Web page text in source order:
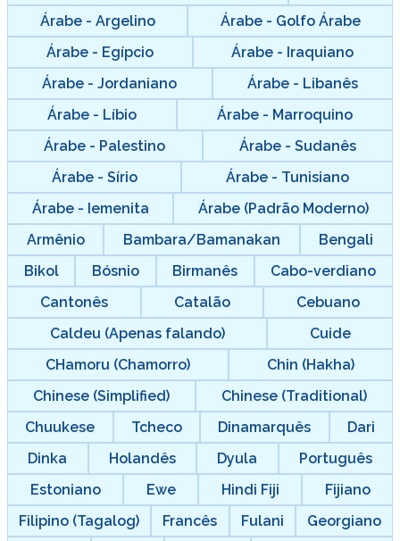
Árabe - Argelino
Árabe - Golfo Árabe
Árabe - Egípcio
Árabe - Iraquiano
Árabe - Jordaniano
Árabe - Libanês
Árabe - Líbio
Árabe - Marroquino
Árabe - Palestino
Árabe - Sudanês
Árabe - Sírio
Árabe - Tunisiano
Árabe - Iemenita
Árabe (Padrão Moderno)
Armênio
Bambara/Bamanakan
Bengali
Bikol
Bósnio Birmanês
Cabo-verdiano
Cantonês
Catalão
Cebuano
Caldeu (Apenas falando)
Cuide
CHamoru (Chamorro)
Chin (Hakha)
Chinese (Simplified)
Chinese (Traditional)
Chuukese
Tcheco Dinamarquês
Dari
Dinka
Holandês Dyula
Português
Estoniano
Ewe Hindi Fiji
Fijiano
Filipino (Tagalog)
Francês Fulani
Georgiano